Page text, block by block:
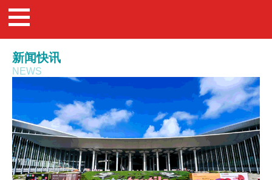
新闻快讯
NEWS